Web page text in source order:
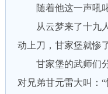
随着他这一声吼叱
从云梦来了十九人
动上刀，甘家堡就惨
甘家堡的武师们分
对兄弟甘元雷大叫：